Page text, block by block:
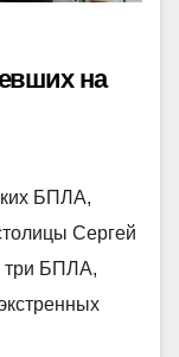
на
БПЛА,
Сергей
три БПЛА,